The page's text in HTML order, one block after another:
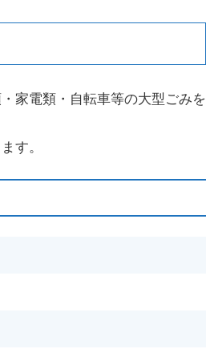
家電類・自転車等の大型ごみを
す。